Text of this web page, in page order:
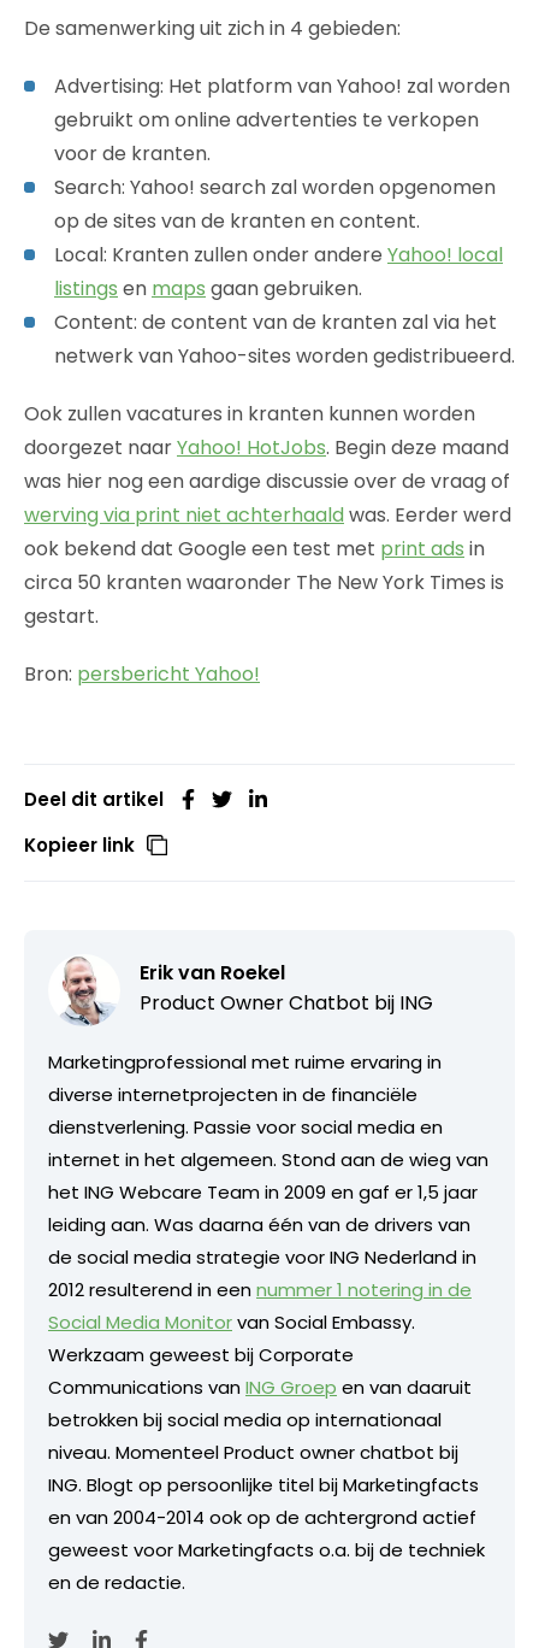
De samenwerking uit zich in 4 gebieden:
Advertising: Het platform van Yahoo! zal worden
gebruikt om online advertenties te verkopen
voor de kranten.
Search: Yahoo! search zal worden opgenomen
op de sites van de kranten en content.
Local: Kranten zullen onder andere Yahoo! local
listings en maps gaan gebruiken.
Content: de content van de kranten zal via het
netwerk van Yahoo-sites worden gedistribueerd.
Ook zullen vacatures in kranten kunnen worden
doorgezet naarYahoo! HotJobs. Begin deze maand
was hier nog een aardige discussie over de vraag of
werving via print niet achterhaald was. Eerder werd
ook bekend dat Google een test met print ads in
circa 50 kranten waaronder The New York Times is
gestart.
Bron: persbericht Yahoo!
Deel dit artikel
Kopieer link
Erik van Roekel
Product Owner Chatbot bij ING
Marketingprofessional met ruime ervaring in
diverse internetprojecten in de financiële
dienstverlening. Passie voor social media en
internet in het algemeen. Stond aan de wieg van
het ING Webcare Team in 2009 en gaf er 1,5 jaar
leiding aan. Was daarna één van de drivers van
de social media strategie voor ING Nederland in
2012 resulterend in eennummer 1 notering in de
Social Media Monitorvan Social Embassy.
Werkzaam geweest bij Corporate
Communications vanING Groep en van daaruit
betrokken bij social media op internationaal
niveau. Momenteel Product owner chatbot bij
ING. Blogt op persoonlijke titel bij Marketingfacts
en van 2004-2014 ook op de achtergrond actief
geweest voor Marketingfacts o.a. bij de techniek
en de redactie.